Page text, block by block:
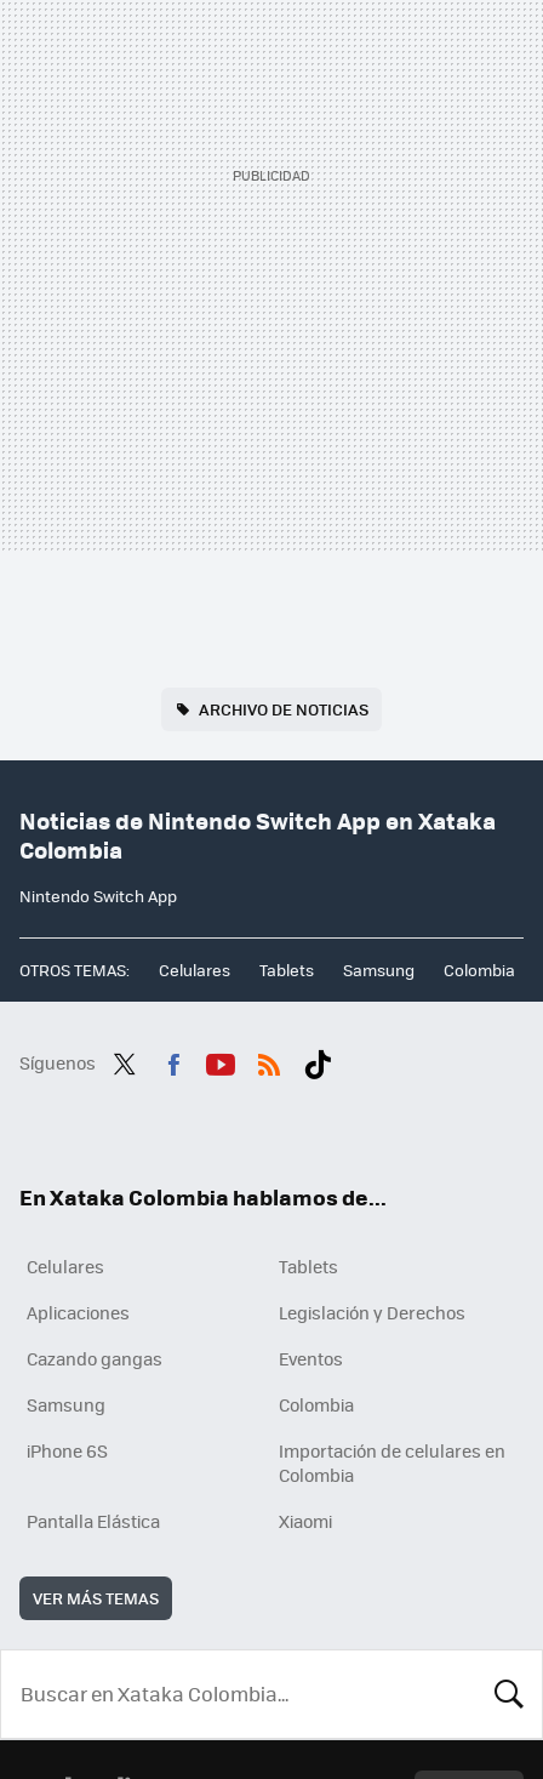
ARCHIVO DE NOTICIAS
Noticias de Nintendo Switch App en Xataka
Colombia
Nintendo Switch App
OTROS TEMAS: Celulares Tablets Samsung Colombia
Síguenos
En Xataka Colombia hablamos de...
Celulares
Tablets
Aplicaciones
Legislación y Derechos
Cazando gangas
Eventos
Samsung
Colombia
iPhone 6S
Importación de celulares en
Colombia
Pantalla Elástica
Xiaomi
VER MÁS TEMAS